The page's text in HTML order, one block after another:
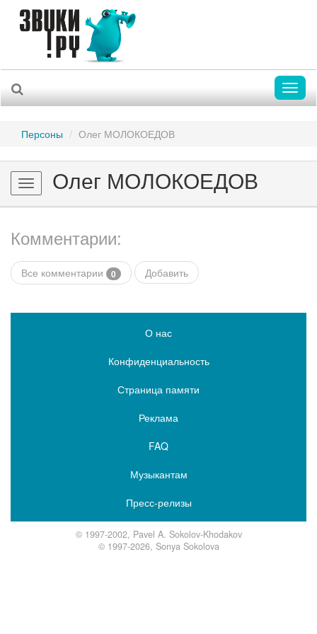
Персоны Олег МОЛОКОЕДОВ
Toggle
navigation
Олег МОЛОКОЕДОВ
Комментарии:
Все комментарии 0 Добавить
О нас
Конфиденциальность
Страница памяти
Реклама
FAQ
Музыкантам
Пресс-релизы
© 1997-2002, Pavel A. Sokolov-Khodakov
© 1997-2026, Sonya Sokolova